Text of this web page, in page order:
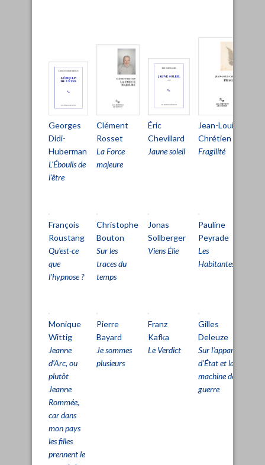
Georges
Didi-
Huberman
L'Éboulis de
l'être
Clément
Rosset
La Force
majeure
Éric
Chevillard
Jaune soleil
Jean-Louis
Chrétien
Fragilité
François
Roustang
Qu'est-ce
que
l'hypnose ?
Christophe
Bouton
Sur les
traces du
temps
Jonas
Sollberger
Viens Élie
Pauline
Peyrade
Les
Habitantes
Monique
Wittig
Jeanne
d’Arc, ou
plutôt
Jeanne
Rommée,
car dans
mon pays
les filles
prennent le
Pierre
Bayard
Je sommes
plusieurs
Franz
Kafka
Le Verdict
Gilles
Deleuze
Sur l'appareil
d'État et la
machine de
guerre